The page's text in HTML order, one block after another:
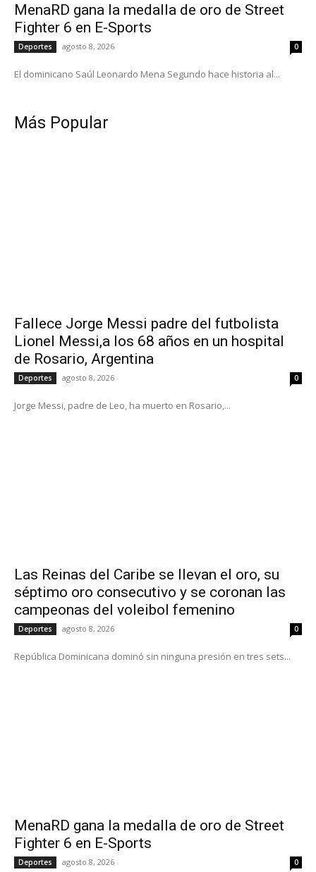
MenaRD gana la medalla de oro de Street
Fighter 6 en E-Sports
Deportes agosto 8, 2026 0
El dominicano Saúl Leonardo Mena Segundo hace historia al...
Más Popular
Fallece Jorge Messi padre del futbolista
Lionel Messi,a los 68 años en un hospital
de Rosario, Argentina
Deportes agosto 8, 2026 0
Jorge Messi, padre de Leo, ha muerto en Rosario,...
Las Reinas del Caribe se llevan el oro, su
séptimo oro consecutivo y se coronan las
campeonas del voleibol femenino
Deportes agosto 8, 2026 0
República Dominicana dominó sin ninguna presión en tres sets...
MenaRD gana la medalla de oro de Street
Fighter 6 en E-Sports
Deportes agosto 8, 2026 0